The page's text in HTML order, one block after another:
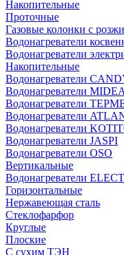
Накопительные
Проточные
Газовые колонки с
Водонагреватели
Водонагреватели
Накопительные
Водонагреватели
Водонагреватели MIDEA
Водонагреватели
Водонагреватели
Водонагреватели
Водонагреватели JASPI
Водонагреватели OSO
Вертикальные
Водонагреватели
Горизонтальные
Нержавеющая сталь
Стеклофарфор
Круглые
Плоские
С сухим ТЭН